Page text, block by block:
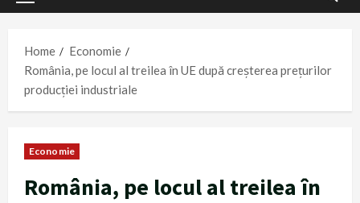
Primary
Home
Economie
România, pe locul al treilea în UE după creşterea preţurilor
producţiei industriale
Economie
România, pe locul al treilea în